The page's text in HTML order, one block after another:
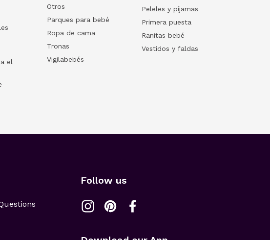
el
Otros
Parques para bebé
Ropa de cama
Tronas
Vigilabebés
Peleles y pijamas
Primera puesta
Ranitas bebé
Vestidos y faldas
Follow us